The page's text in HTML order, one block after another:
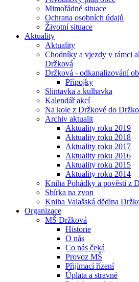
Mimořádné situace
Ochrana osobních údajů
Životní situace
Aktuality
Aktuality
Chodníky a vjezdy v rámci
Držková
Držková - odkanalizování
Přípojky
Slintavka a kulhavka
Kalendář akcí
Na kole z Držkové do
Archiv aktualit
Aktuality roku 2019
Aktuality roku 2018
Aktuality roku 2017
Aktuality roku 2016
Aktuality roku 2015
Aktuality roku 2014
Kniha Pohádky a pověsti z
Sbírka na zvon
Kniha Valašská dědina
Organizace
MŠ Držková
Historie
O nás
Co nás čeká
Provoz MŠ
Přijímací řízení
Úplata a stravné